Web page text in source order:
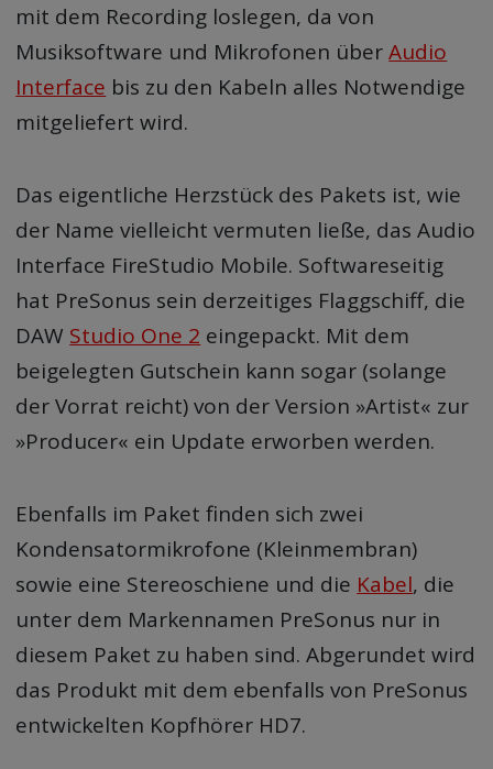
mit dem Recording loslegen, da von
Musiksoftware und Mikrofonen überAudio
Interface bis zu den Kabeln alles Notwendige
mitgeliefert wird.
Das eigentliche Herzstück des Pakets ist, wie
der Name vielleicht vermuten ließe, das Audio
Interface FireStudio Mobile. Softwareseitig
hat PreSonus sein derzeitiges Flaggschiff, die
DAW Studio One 2 eingepackt. Mit dem
beigelegten Gutschein kann sogar (solange
der Vorrat reicht) von der Version »Artist« zur
»Producer« ein Update erworben werden.
Ebenfalls im Paket finden sich zwei
Kondensatormikrofone (Kleinmembran)
sowie eine Stereoschiene und die Kabel, die
unter dem Markennamen PreSonus nur in
diesem Paket zu haben sind. Abgerundet wird
das Produkt mit dem ebenfalls von PreSonus
entwickelten Kopfhörer HD7.